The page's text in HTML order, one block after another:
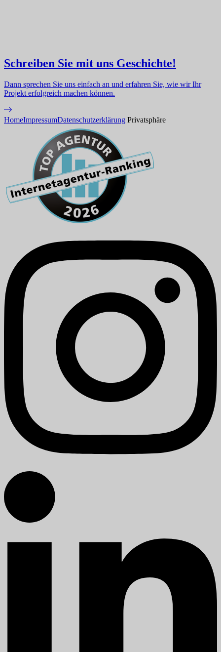
Schreiben Sie mit uns Geschichte!
Dann sprechen Sie uns einfach an und erfahren Sie, wie wir Ihr
Projekt erfolgreich machen können.
HomeImpressumDatenschutzerklärung Privatsphäre